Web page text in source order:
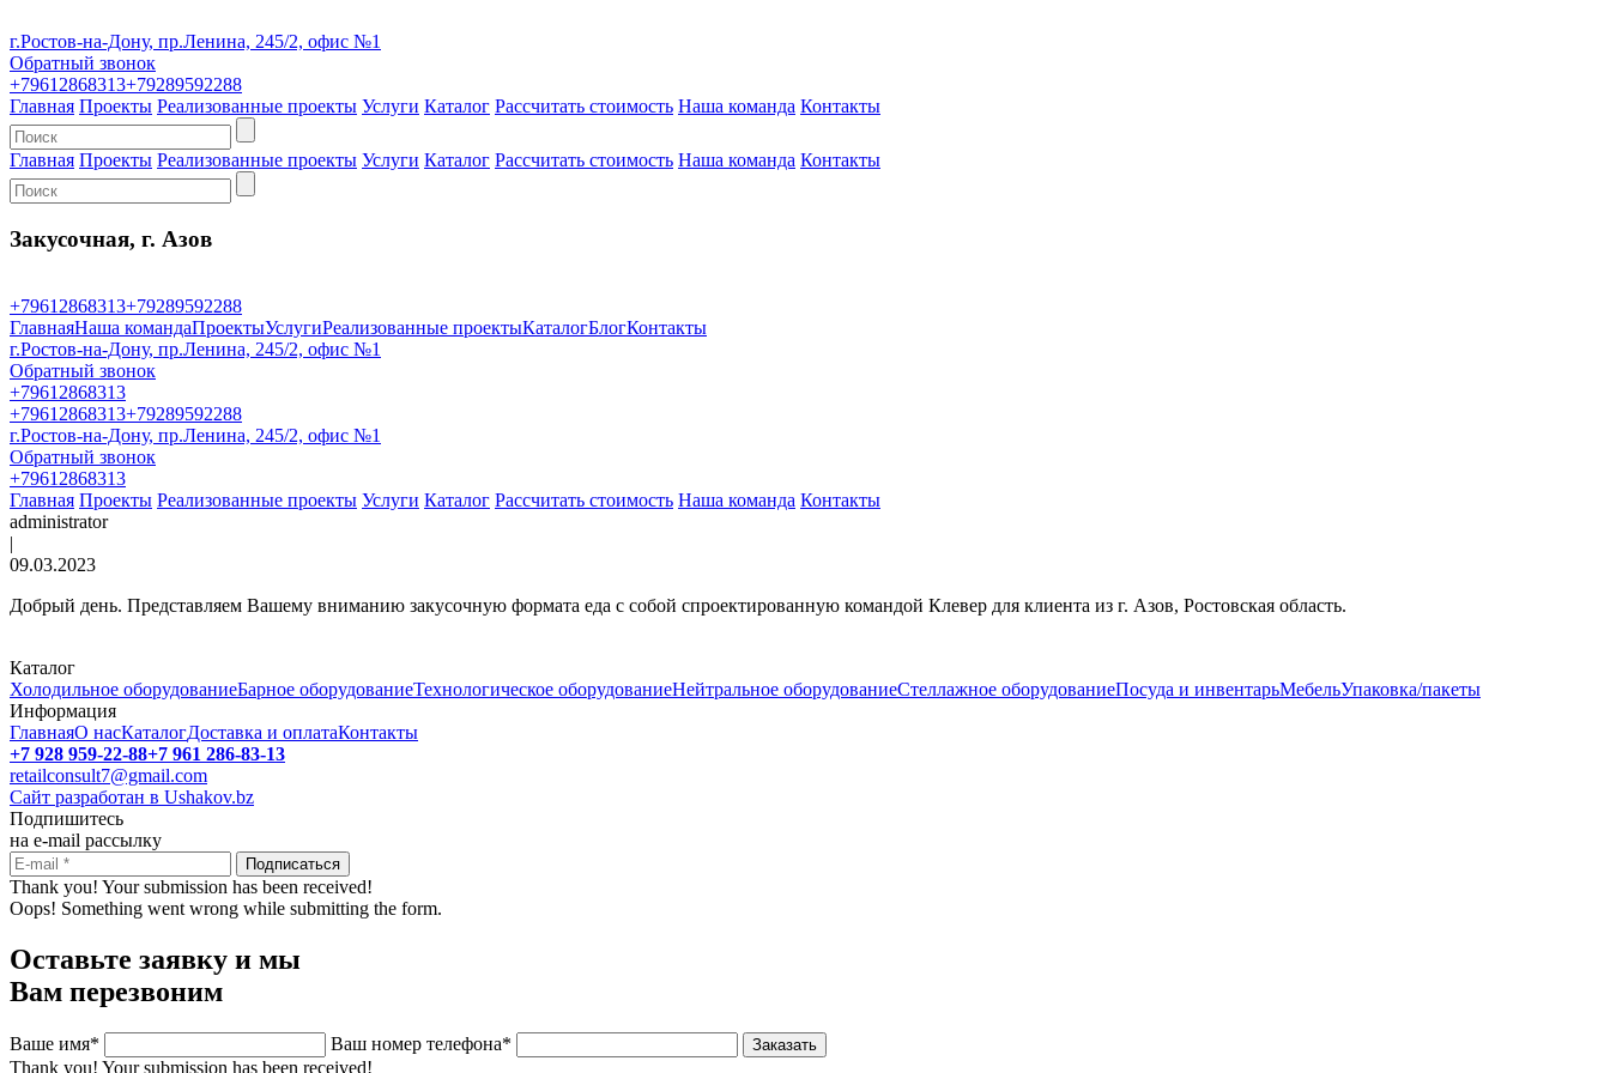
г.Ростов-на-Дону, пр.Ленина, 245/2, офис №1
Обратный звонок
+79612868313+79289592288
Главная Проекты Реализованные проекты Услуги Каталог Рассчитать стоимость Наша команда Контакты
Главная Проекты Реализованные проекты Услуги Каталог Рассчитать стоимость Наша команда Контакты
Закусочная, г. Азов
+79612868313+79289592288
ГлавнаяНаша командаПроектыУслугиРеализованные проектыКаталогБлогКонтакты
г.Ростов-на-Дону, пр.Ленина, 245/2, офис №1
Обратный звонок
+79612868313
+79612868313+79289592288
г.Ростов-на-Дону, пр.Ленина, 245/2, офис №1
Обратный звонок
+79612868313
Главная Проекты Реализованные проекты Услуги Каталог Рассчитать стоимость Наша команда Контакты
administrator
|
09.03.2023
Добрый день. Представляем Вашему вниманию закусочную формата еда с собой спроектированную командой Клевер для клиента из г. Азов, Ростовская область.
Каталог
Холодильное оборудованиеБарное оборудованиеТехнологическое оборудованиеНейтральное оборудованиеСтеллажное оборудованиеПосуда и инвентарьМебельУпаковка/пакеты
Информация
ГлавнаяО насКаталогДоставка и оплатаКонтакты
+7 928 959-22-88+7 961 286-83-13
retailconsult7@gmail.com
Сайт разработан в Ushakov.bz
Подпишитесь
на e-mail рассылку
Thank you! Your submission has been received!
Oops! Something went wrong while submitting the form.
Оставьте заявку и мы
Вам перезвоним
Ваше имя*
Ваш номер телефона*
Thank you! Your submission has been received!